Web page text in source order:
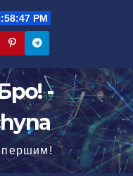
PM
-
першим!